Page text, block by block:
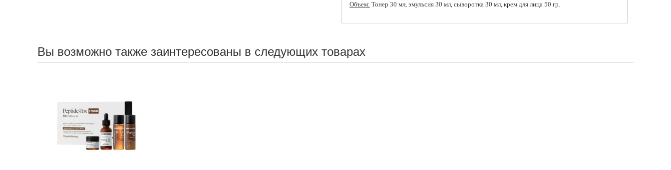
Объем: Тонер 30 мл, эмульсия 30 мл, сыворотка 30 мл, крем для лица 50 гр.
Вы возможно также заинтересованы в следующих товарах